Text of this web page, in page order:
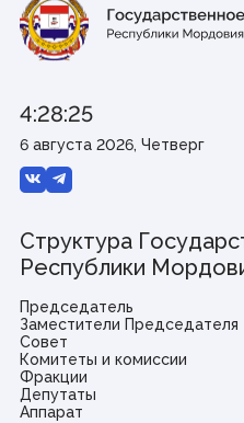
© Государственное
4:28:25
6 августа 2026, Четверг
Структура
Республики
Председатель
Заместители Председателя
Совет
Комитеты и комиссии
Фракции
Депутаты
Аппарат